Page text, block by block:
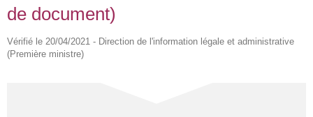
de document)
Vérifié le 20/04/2021 - Direction de l'information légale et administrative
(Première ministre)